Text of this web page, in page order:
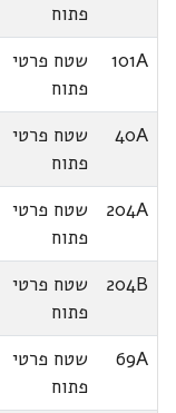
פתוח
101A
שטח פרטי
פתוח
40A
שטח פרטי
פתוח
204A
שטח פרטי
פתוח
204B
שטח פרטי
פתוח
69A
שטח פרטי
פתוח